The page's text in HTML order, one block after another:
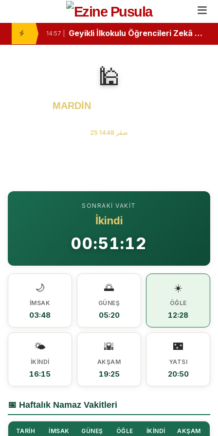
Ezine’de Minik Kalemlerden Büyük Başarı: İlk Kitaplarını Okurlarıyla Buluşturdular
14:57 | Geyikli İlkokulu Öğrencileri Zekâ Oyunlarında Zirvede
16:48 | Kaymakam Kaptanoğlu’ndan Kıbrıs Gazisi Recep Kıral’a iftar ziyareti
🕌
MARDİN
25 صَفَر 1448
SONRAKI VAKIT
İkindi
00:51:12
🌙
İMSAK
03:48
🌅
GÜNEŞ
05:20
☀️
ÖĞLE
12:28
🌤️
İKINDI
16:15
🌇
AKŞAM
19:25
🌃
YATSI
20:50
📅 Haftalık Namaz Vakitleri
TARIH İMSAK GÜNEŞ ÖĞLE İKINDI AKŞAM